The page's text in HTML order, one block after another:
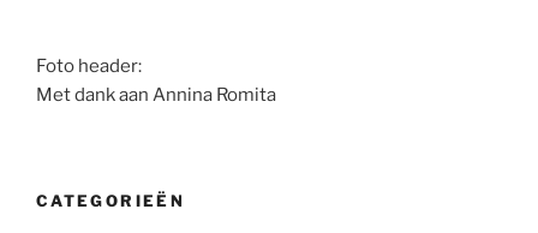
Foto header:
Met dank aan Annina Romita
CATEGORIEËN